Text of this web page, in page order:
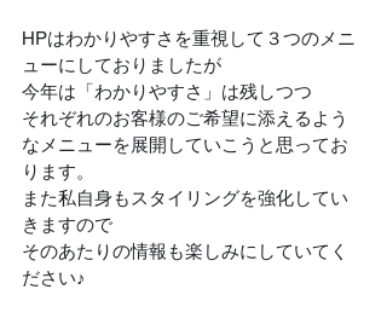
HPはわかりやすさを重視して３つのメニ
ューにしておりましたが
今年は「わかりやすさ」は残しつつ
それぞれのお客様のご希望に添えるよう
なメニューを展開していこうと思ってお
ります。
また私自身もスタイリングを強化してい
きますので
そのあたりの情報も楽しみにしていてく
ださい♪